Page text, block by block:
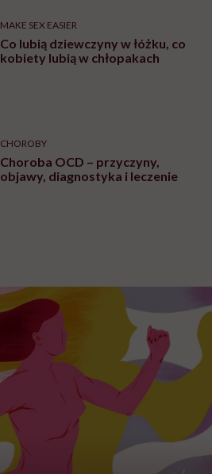
MAKE SEX EASIER
Co lubią dziewczyny w łóżku, co
kobiety lubią w chłopakach
CHOROBY
Choroba OCD – przyczyny,
objawy, diagnostyka i leczenie